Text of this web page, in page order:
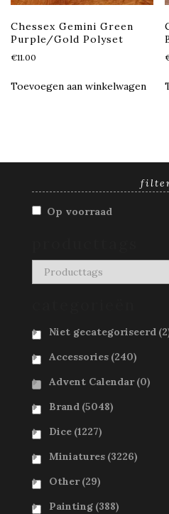
Chessex Gemini Green
Purple/Gold Polyset
€11.00
Toevoegen aan winkelwagen
Op voorraad
Niet gecategoriseerd
Accessories (240)
Advent Calendar (0)
Brand (5048)
Dice (1227)
Miniatures (3226)
Other (29)
Painting (388)